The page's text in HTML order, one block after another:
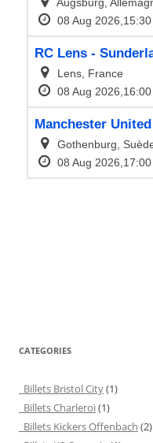
CATEGORIES
Billets Bristol City(1)
Billets Charleroi(1)
Billets Kickers Offenbach (2)